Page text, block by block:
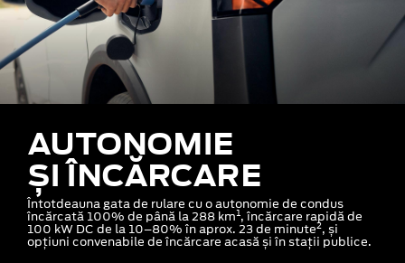
AUTONOMIE
ȘI ÎNCĂRCARE
Întotdeauna gata de rulare cu o autonomie de condus
încărcată 100% de până la 288 km1, încărcare rapidă de
100 kW DC de la 10–80% în aprox. 23 de minute2, și
opțiuni convenabile de încărcare acasă și în stații publice.